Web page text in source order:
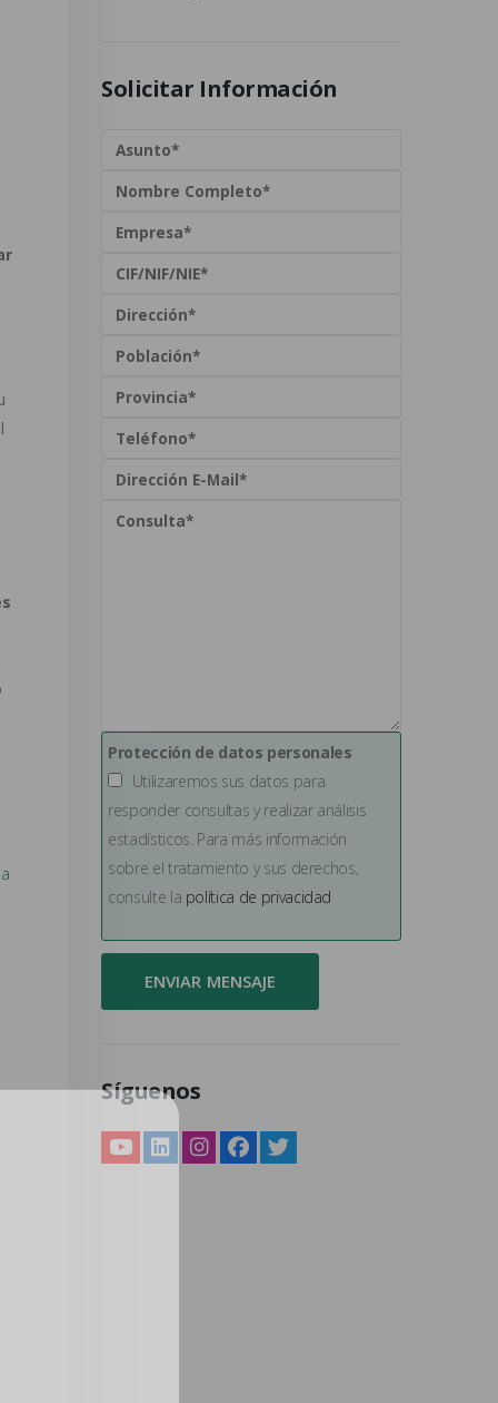
Solicitar Información
Protección de datos personales
Utilizaremos sus datos para
responder consultas y realizar análisis
estadísticos. Para más información
sobre el tratamiento y sus derechos,
consulte la política de privacidad
Síguenos